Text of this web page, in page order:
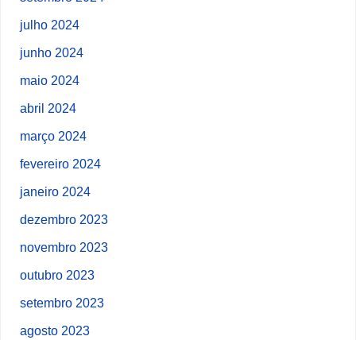
julho 2024
junho 2024
maio 2024
abril 2024
março 2024
fevereiro 2024
janeiro 2024
dezembro 2023
novembro 2023
outubro 2023
setembro 2023
agosto 2023